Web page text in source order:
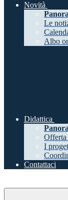
Novità
Le
Albo
Didattica
Offerta
I
Contattaci